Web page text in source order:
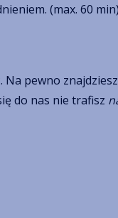
(max. 60 min)
pewno
do nas nie trafisz